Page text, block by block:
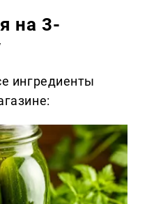
на 3-
ингредиенты